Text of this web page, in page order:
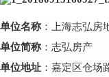
单位名称：上海志弘房
单位简称：志弘房产
单位地址 ：嘉定区仓场